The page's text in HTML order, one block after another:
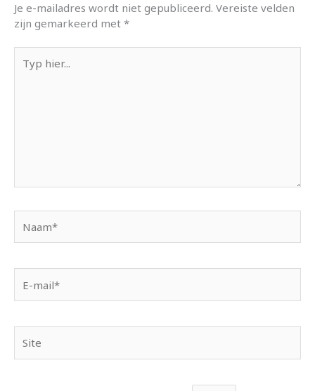
Je e-mailadres wordt niet gepubliceerd. Vereiste velden
zijn gemarkeerd met *
hier...
mail*